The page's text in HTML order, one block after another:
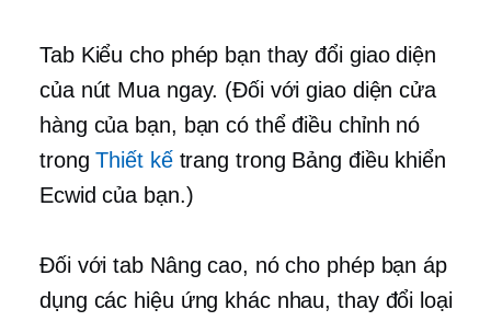
Tab Kiểu cho phép bạn thay đổi giao diện
của nút Mua ngay. (Đối với giao diện cửa
hàng của bạn, bạn có thể điều chỉnh nó
trongThiết kếtrang trong Bảng điều khiển
Ecwid của bạn.)
Đối với tab Nâng cao, nó cho phép bạn áp
dụng các hiệu ứng khác nhau, thay đổi loại